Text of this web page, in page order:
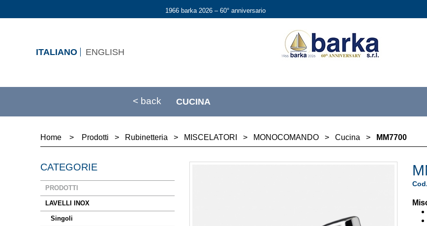
1966 barka 2026 – 60° anniversario
ITALIANO ENGLISH
< back CUCINA
Home > Prodotti > Rubinetteria > MISCELATORI > MONOCOMANDO > Cucina > MM7700
CATEGORIE
PRODOTTI
LAVELLI INOX
Singoli
Cod.